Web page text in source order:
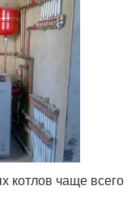
котлов чаще всего